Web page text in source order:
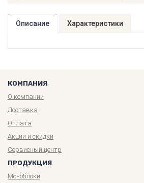
Описание Характеристики
КОМПАНИЯ
О компании
Доставка
Оплата
Акции и скидки
Сервисный центр
ПРОДУКЦИЯ
Моноблоки